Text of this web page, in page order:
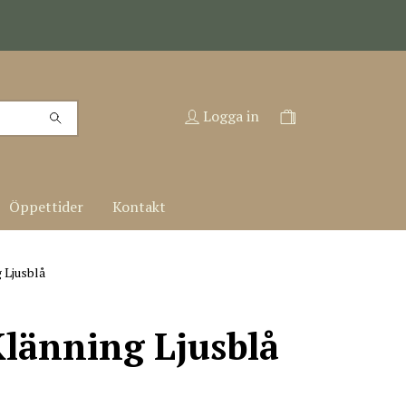
Logga in
Öppettider Kontakt
Ljusblå